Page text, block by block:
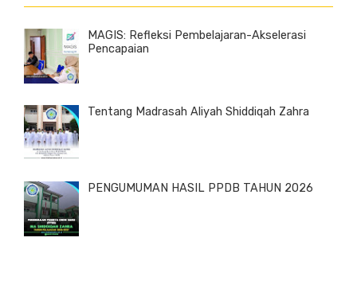
MAGIS: Refleksi Pembelajaran-Akselerasi
Pencapaian
Tentang Madrasah Aliyah Shiddiqah Zahra
PENGUMUMAN HASIL PPDB TAHUN 2026